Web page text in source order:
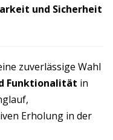
und Sicherheit
zuverlässige Wahl
Funktionalität in
Erholung in der